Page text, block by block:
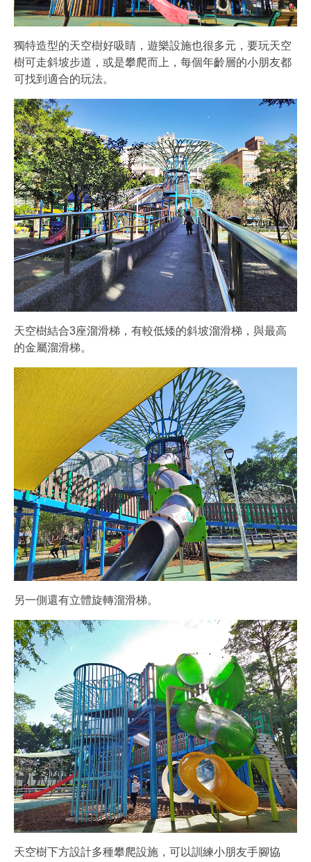
獨特造型的天空樹好吸睛，遊樂設施也很多元，要玩天空
樹可走斜坡步道，或是攀爬而上，每個年齡層的小朋友都
可找到適合的玩法。
天空樹結合3座溜滑梯，有較低矮的斜坡溜滑梯，與最高
的金屬溜滑梯。
另一側還有立體旋轉溜滑梯。
天空樹下方設計多種攀爬設施，可以訓練小朋友手腳協